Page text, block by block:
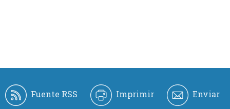
Fuente RSS Imprimir Enviar